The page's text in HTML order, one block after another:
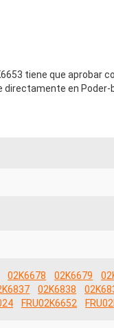
tiene que aprobar
directamente en
02K6678 02K6679
02K6838
FRU02K6652